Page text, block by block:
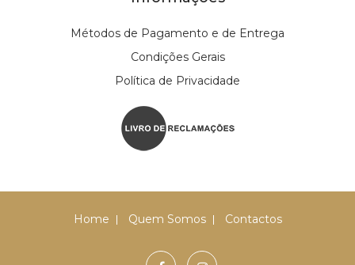
Métodos de Pagamento e de Entrega
Condições Gerais
Política de Privacidade
Home Quem Somos Contactos